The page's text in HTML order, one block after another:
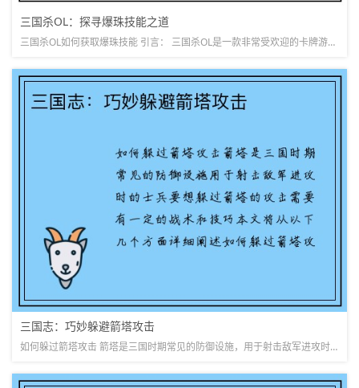
三国杀OL：探寻爆珠技能之道
三国杀OL如何获取爆珠技能 引言： 三国杀OL是一款非常受欢迎的卡牌游戏，其中的技能系统是游戏的核心之一。爆珠技能是一种非常强大的技能，能够在战斗中给予敌人巨大的伤害。本文将详细介绍如何获取爆珠技能，...
三国志：巧妙躲避箭塔攻击
如何躲过箭塔攻击 箭塔是三国时期常见的防御设施，用于射击敌军进攻时的士兵。要想躲过箭塔的攻击，需要有一定的战术和技巧。本文将从以下几个方面详细阐述如何躲过箭塔攻击。 了解箭塔的射程和攻击方式 要了解箭...